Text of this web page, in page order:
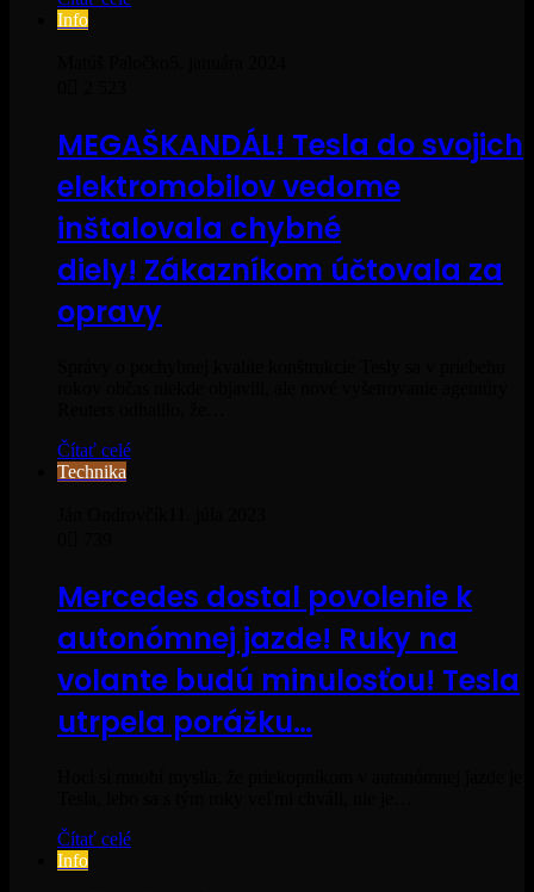
Info
MEGAŠKANDÁL! Tesla do svojich
elektromobilov vedome
inštalovala chybné
diely! Zákazníkom účtovala za
opravy
Čítať celé
Technika
Mercedes dostal povolenie k
autonómnej jazde! Ruky na
volante budú minulosťou! Tesla
utrpela porážku…
Čítať celé
Info